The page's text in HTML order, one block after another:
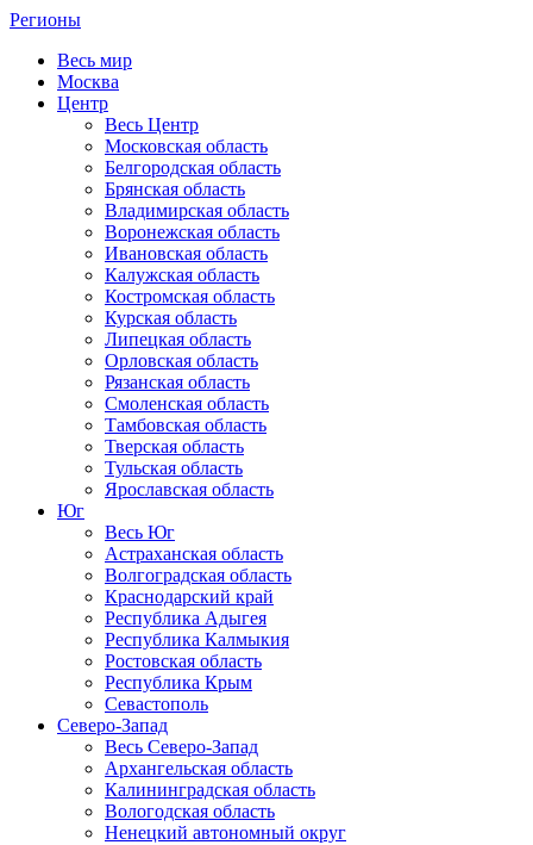
Регионы
Весь мир
Москва
Центр
Весь Центр
Московская область
Белгородская область
Брянская область
Владимирская область
Воронежская область
Ивановская область
Калужская область
Костромская область
Курская область
Липецкая область
Орловская область
Рязанская область
Смоленская область
Тамбовская область
Тверская область
Тульская область
Ярославская область
Юг
Весь Юг
Астраханская область
Волгоградская область
Краснодарский край
Республика Адыгея
Республика Калмыкия
Ростовская область
Республика Крым
Севастополь
Северо-Запад
Весь Северо-Запад
Архангельская область
Калининградская область
Вологодская область
Ненецкий автономный округ